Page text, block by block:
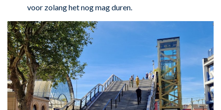
voor zolang het nog mag duren.